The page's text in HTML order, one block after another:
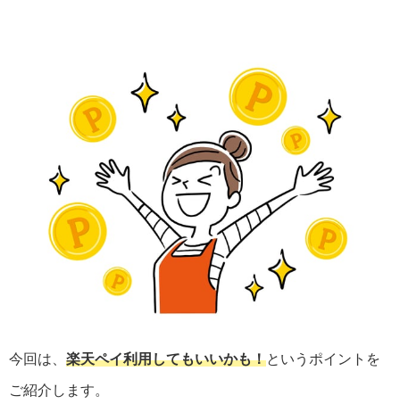
今回は、 楽天ペイ利用してもいいかも！というポイントを
ご紹介します。